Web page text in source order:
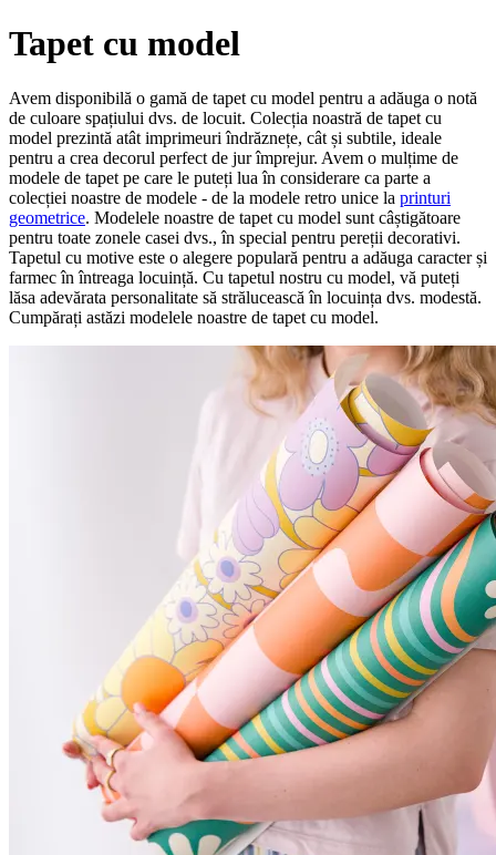
Tapet cu model
Avem disponibilă o gamă de tapet cu model pentru a adăuga o notă
de culoare spațiului dvs. de locuit. Colecția noastră de tapet cu
model prezintă atât imprimeuri îndrăznețe, cât și subtile, ideale
pentru a crea decorul perfect de jur împrejur. Avem o mulțime de
modele de tapet pe care le puteți lua în considerare ca parte a
colecției noastre de modele - de la modele retro unice la printuri
geometrice. Modelele noastre de tapet cu model sunt câștigătoare
pentru toate zonele casei dvs., în special pentru pereții decorativi.
Tapetul cu motive este o alegere populară pentru a adăuga caracter și
farmec în întreaga locuință. Cu tapetul nostru cu model, vă puteți
lăsa adevărata personalitate să strălucească în locuința dvs. modestă.
Cumpărați astăzi modelele noastre de tapet cu model.